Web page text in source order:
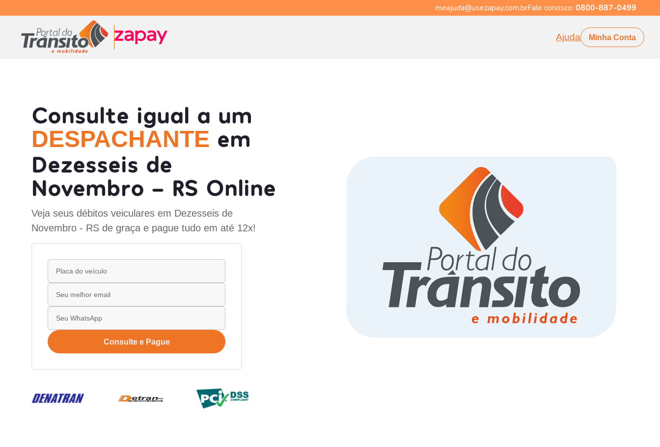
meajuda@usezapay.com.brFale conosco: 0800-887-0499
Ajuda Minha Conta
Consulte igual a um
DESPACHANTE em
Dezesseis de
Novembro - RS Online
Veja seus débitos veiculares em Dezesseis de
Novembro - RS de graça e pague tudo em até 12x!
Consulte e Pague